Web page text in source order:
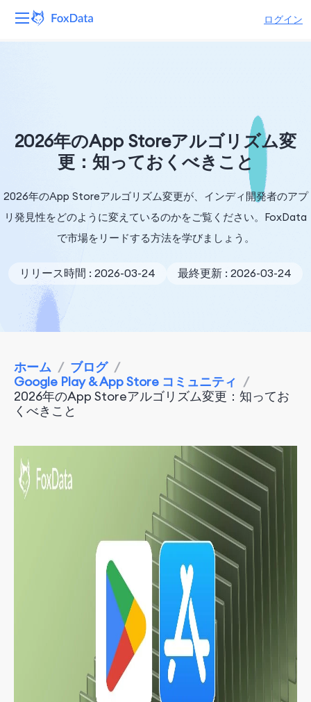
ログイン
ソリューション
価格
2026年のApp Storeアルゴリズム変
更：知っておくべきこと
2026年のApp Storeアルゴリズム変更が、インディ開発者のアプ
リ発見性をどのように変えているのかをご覧ください。FoxData
で市場をリードする方法を学びましょう。
リリース時間 : 2026-03-24 最終更新 : 2026-03-24
ホーム / ブログ /
Google Play & App Store コミュニティ /
2026年のApp Storeアルゴリズム変更：知ってお
くべきこと